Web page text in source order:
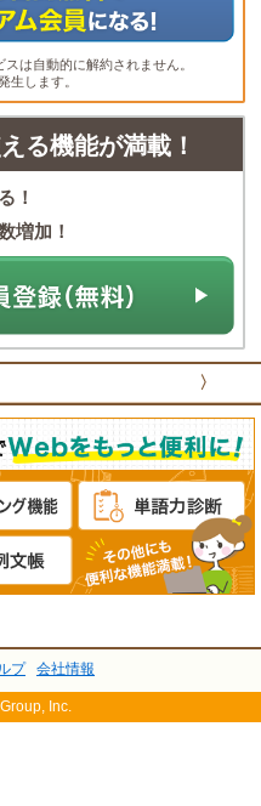
は自動的に解約されません。
します。
る機能が満載！
！
増加！
〉
プ 会社情報
Inc.